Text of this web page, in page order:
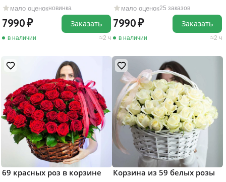
мало оценокновинка
7990
в наличии 2 ч
Заказать
мало оценок25 заказов
7990
в наличии 2 ч
Заказать
69 красных роз в корзине Корзина из 59 белых розы